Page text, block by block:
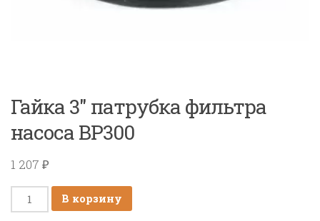
Гайка 3″ патрубка фильтра
насоса BP300
1 207 ₽
Количество
товара
В корзину